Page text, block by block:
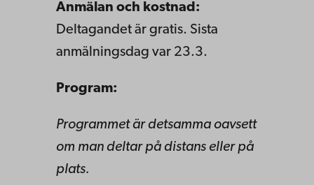
Anmälan och kostnad:
Deltagandet är gratis. Sista
anmälningsdag var 23.3.
Program:
Programmet är detsamma oavsett
om man deltar på distans eller på
plats.